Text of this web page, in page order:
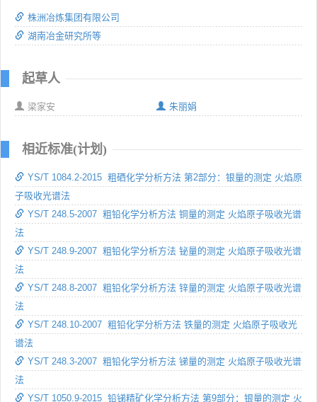
株洲冶炼集团有限公司
湖南冶金研究所等
起草人
梁家安 朱丽娟
相近标准(计划)
YS/T 1084.2-2015 粗硒化学分析方法 第2部分：银量的测定 火焰原
子吸收光谱法
YS/T 248.5-2007 粗铅化学分析方法 铜量的测定 火焰原子吸收光谱
法
YS/T 248.9-2007 粗铅化学分析方法 铋量的测定 火焰原子吸收光谱
法
YS/T 248.8-2007 粗铅化学分析方法 锌量的测定 火焰原子吸收光谱
法
YS/T 248.10-2007 粗铅化学分析方法 铁量的测定 火焰原子吸收光
谱法
YS/T 248.3-2007 粗铅化学分析方法 锑量的测定 火焰原子吸收光谱
法
YS/T 1050.9-2015 铅锑精矿化学分析方法 第9部分：银量的测定 火